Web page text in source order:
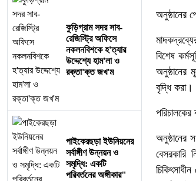
কুড়িগ্রাম সদর সাব-
রেজিস্ট্রি অফিসে
নকলনবিশকে হ'ত্যার
উদ্দেশ্যে হাম'লা ও
রক্তা'ক্ত জখ'ম
পাইকেরছড়া ইউনিয়নের
সর্বাঙ্গীণ উন্নয়ন ও
সমৃদ্ধি: একটি
পরিবর্তনের অঙ্গীকার"
অনুষ্ঠানের
বিশেষ
অনুষ্ঠানের
বৃদ্ধি করা।
অনুষ্ঠানের
বেসরকারি